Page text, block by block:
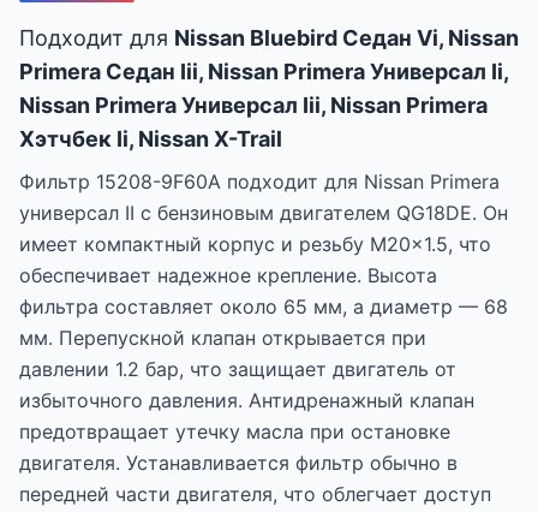
Подходит для Nissan Bluebird Седан Vi, Nissan
Primera Седан Iii, Nissan Primera Универсал Ii,
Nissan Primera Универсал Iii, Nissan Primera
Хэтчбек Ii, Nissan X-Trail
Фильтр 15208-9F60A подходит для Nissan Primera
универсал II с бензиновым двигателем QG18DE. Он
имеет компактный корпус и резьбу M20x1.5, что
обеспечивает надежное крепление. Высота
фильтра составляет около 65 мм, а диаметр — 68
мм. Перепускной клапан открывается при
давлении 1.2 бар, что защищает двигатель от
избыточного давления. Антидренажный клапан
предотвращает утечку масла при остановке
двигателя. Устанавливается фильтр обычно в
передней части двигателя, что облегчает доступ